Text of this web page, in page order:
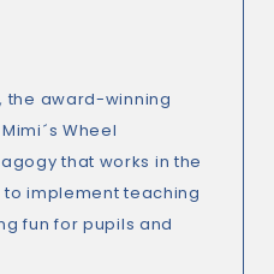
the award-winning
Wheel
that works in the
implement teaching
fun for pupils and